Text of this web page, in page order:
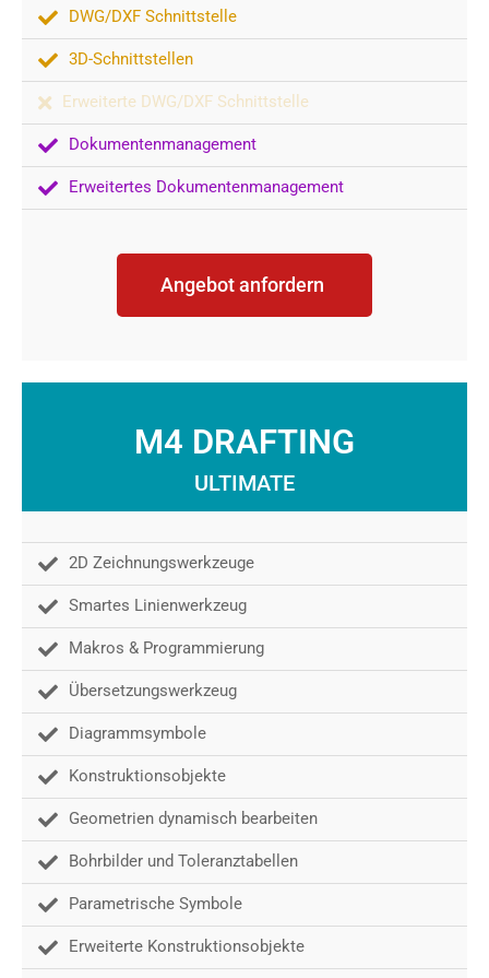
DWG/DXF Schnittstelle
3D-Schnittstellen
Erweiterte DWG/DXF Schnittstelle
Dokumentenmanagement
Erweitertes Dokumentenmanagement
Angebot anfordern
M4 DRAFTING
ULTIMATE
2D Zeichnungswerkzeuge
Smartes Linienwerkzeug
Makros & Programmierung
Übersetzungswerkzeug
Diagrammsymbole
Konstruktionsobjekte
Geometrien dynamisch bearbeiten
Bohrbilder und Toleranztabellen
Parametrische Symbole
Erweiterte Konstruktionsobjekte